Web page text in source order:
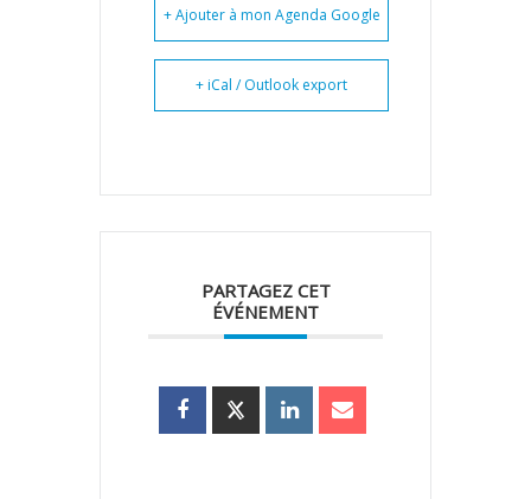
+ Ajouter à mon Agenda Google
+ iCal / Outlook export
PARTAGEZ CET
ÉVÉNEMENT